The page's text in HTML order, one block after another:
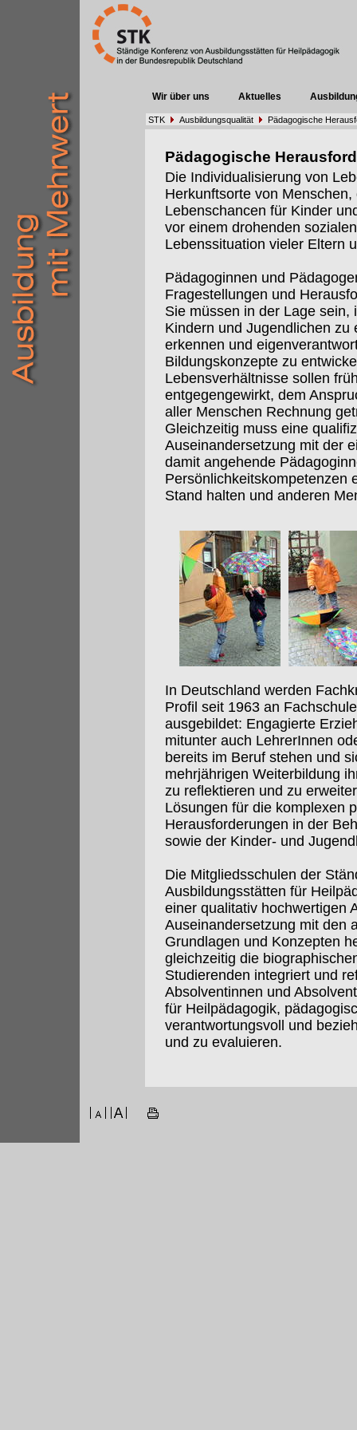
Wir über uns Aktuelles
STK Ausbildungsqualität Pädagogische
Pädagogische
Die Individualisierung von
Herkunftsorte von
Lebenschancen für Kinder
vor einem drohenden
Lebenssituation vieler Eltern
Pädagoginnen und
Fragestellungen und
Sie müssen in der Lage
Kindern und Jugendlichen
erkennen und
Bildungskonzepte zu
Lebensverhältnisse sollen
entgegengewirkt, dem
aller Menschen Rechnung
Gleichzeitig muss eine
Auseinandersetzung mit der
damit angehende
Persönlichkeitskompetenzen
Stand halten und anderen
In Deutschland werden
Profil seit 1963 an
ausgebildet: Engagierte
mitunter auch LehrerInnen
bereits im Beruf stehen und
mehrjährigen Weiterbildung
zu reflektieren und zu
Lösungen für die komplexen
Herausforderungen in der
sowie der Kinder- und
Die Mitgliedsschulen der
Ausbildungsstätten für
einer qualitativ hochwertigen
Auseinandersetzung mit den
Grundlagen und Konzepten
gleichzeitig die
Studierenden integriert und
Absolventinnen und
für Heilpädagogik,
verantwortungsvoll und
und zu evaluieren.